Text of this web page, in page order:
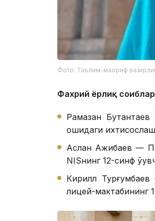
Фото: Таълим-маориф
Фахрий ёрлиқ
Рамазан
қошидаги
Аслан Ажибаев —
NISнинг 12-синф
Кирилл
лицей-мактабининг